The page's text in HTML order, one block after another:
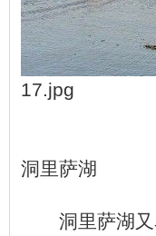
17.jpg
洞里萨湖
洞里萨湖又